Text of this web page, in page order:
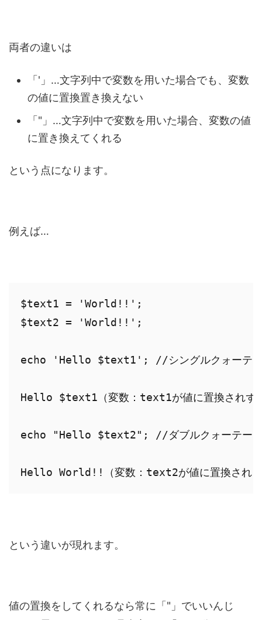
両者の違いは
「'」…文字列中で変数を用いた場合でも、変数
の値に置換置き換えない
「"」…文字列中で変数を用いた場合、変数の値
に置き換えてくれる
という点になります。
例えば…
$text1 = 'World!!';
$text2 = 'World!!';
echo 'Hello $text1'; //シングルクォーテー
Hello $text1（変数：text1が値に置換されず
echo "Hello $text2"; //ダブルクォーテーシ
Hello World!!（変数：text2が値に置換され「
という違いが現れます。
値の置換をしてくれるなら常に「"」でいいんじ